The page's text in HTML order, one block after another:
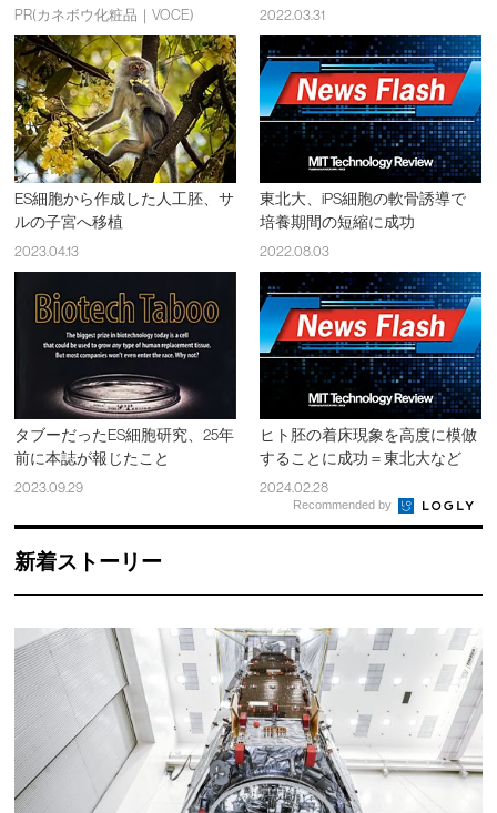
PR(カネボウ化粧品｜VOCE) 2022.03.31
ES細胞から作成した人工胚、サ
ルの子宮へ移植
2023.04.13
東北大、iPS細胞の軟骨誘導で
培養期間の短縮に成功
2022.08.03
タブーだったES細胞研究、25年
前に本誌が報じたこと
2023.09.29
ヒト胚の着床現象を高度に模倣
することに成功＝東北大など
2024.02.28
Recommended by
新着ストーリー